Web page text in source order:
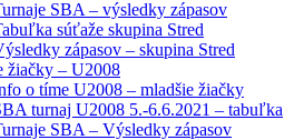
SBA – výsledky zápasov
súťaže skupina Stred
zápasov – skupina Stred
žiačky – U2008
o tíme U2008 – mladšie žiačky
turnaj U2008 5.-6.6.2021 – tabuľka
SBA – Výsledky zápasov